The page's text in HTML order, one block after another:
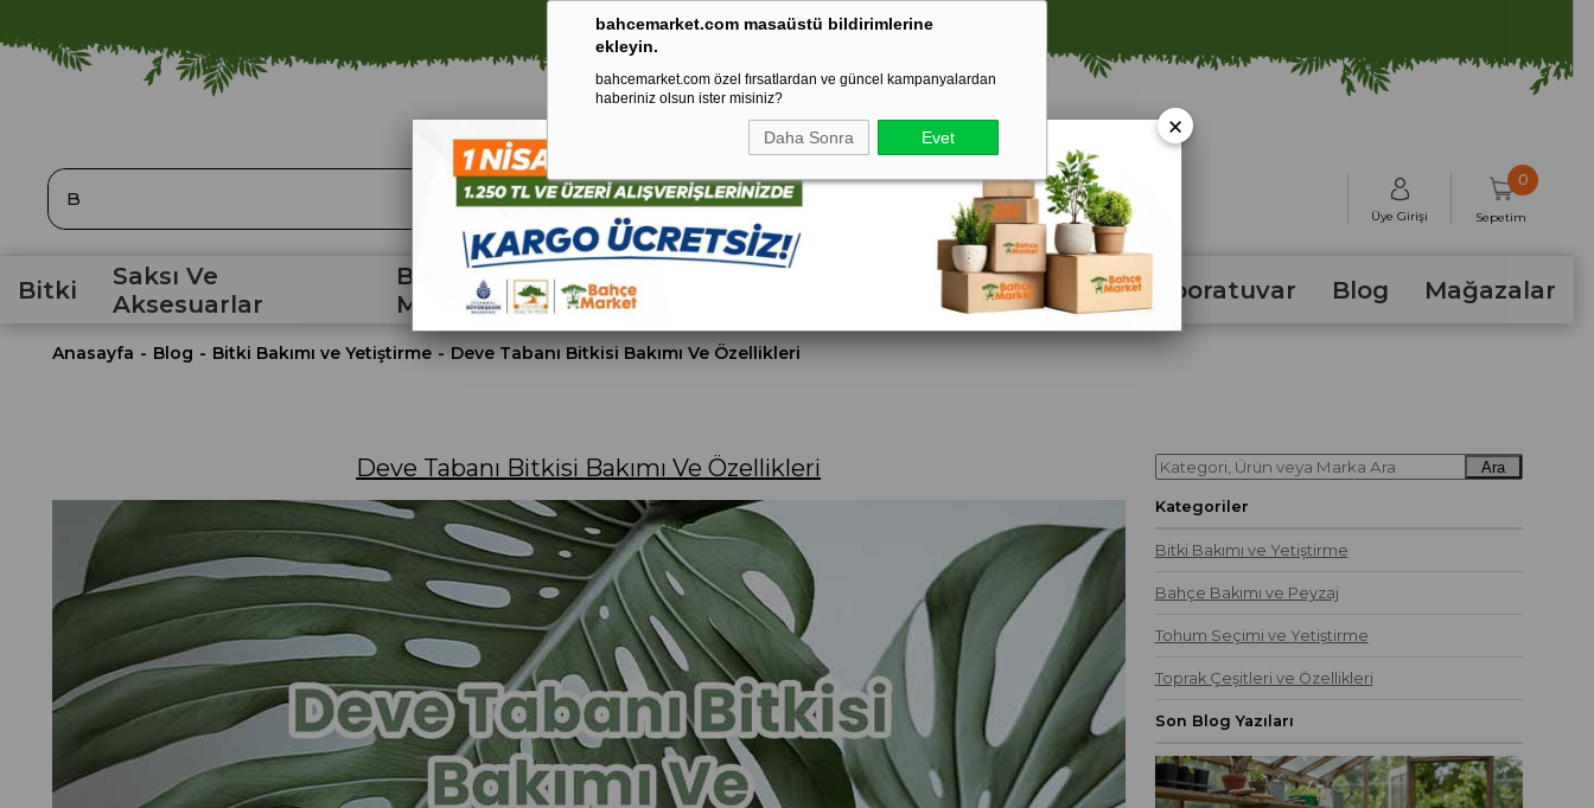
bahcemarket.com masaüstü bildirimlerine
ekleyin.
bahcemarket.com özel fırsatlardan ve güncel kampanyalardan
haberiniz olsun ister misiniz?
Daha Sonra Evet
⚠️ SATIŞLARIMIZ YALNIZCA İSTANBUL İLİ İLE SINIRLIDIR.
ARA
Üye Girişi Sepetim
0
Bitki
Saksı Ve
Aksesuarlar
Bahçe
Malzemeleri
Tohum Laboratuvar Blog Mağazalar
Anasayfa Blog Bitki Bakımı ve Yetiştirme Deve Tabanı Bitkisi Bakımı Ve Özellikleri
Deve Tabanı Bitkisi Bakımı Ve Özellikleri Ara
Kategoriler
Bitki Bakımı ve Yetiştirme
Bahçe Bakımı ve Peyzaj
Tohum Seçimi ve Yetiştirme
Toprak Çeşitleri ve Özellikleri
Son Blog Yazıları
×